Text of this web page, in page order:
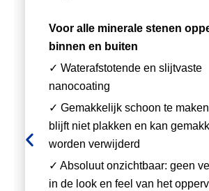
Voor alle minerale stenen
binnen en buiten
✓ Waterafstotende en slijtvaste
nanocoating
✓ Gemakkelijk schoon te maken
blijft niet plakken en kan
worden verwijderd
✓ Absoluut onzichtbaar: geen
in de look en feel van het